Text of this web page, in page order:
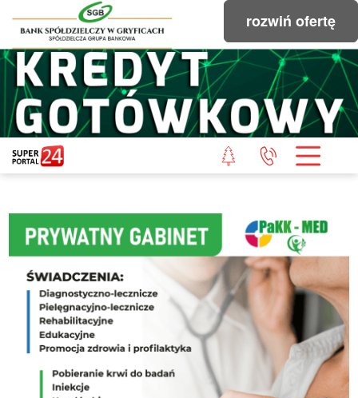
rozwiń ofertę
STRONA GŁÓWNA
POWIAT GRYFICKI
WIADOMOŚCI Z LASU
STUDIO SUPERPORTALU
KONTAKT
REDAKCJA
REGULAMIN